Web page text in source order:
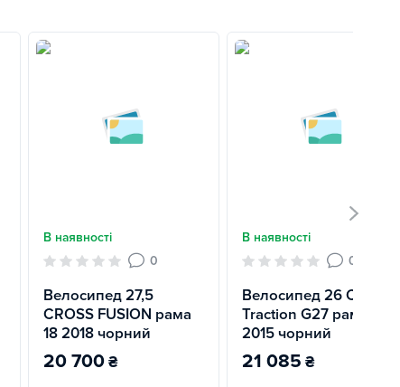
В наявності
0
Велосипед 27,5
CROSS FUSION рама
18 2018 чорний
20 700₴
В наявності
0
Велосипед 26 CROSS
Traction G27 рама 19
2015 чорний
21 085 ₴